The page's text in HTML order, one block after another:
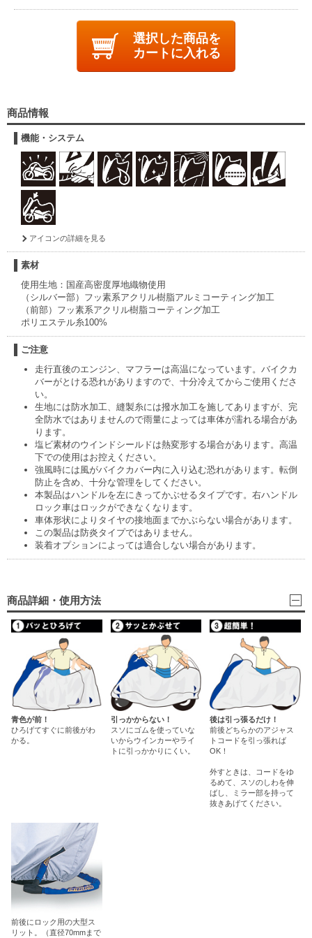
選択した商品を
カートに入れる
商品情報
機能・システム
アイコンの詳細を見る
素材
使用生地：国産高密度厚地織物使用
（シルバー部）フッ素系アクリル樹脂アルミコーティング加工
（前部）フッ素系アクリル樹脂コーティング加工
ポリエステル糸100%
ご注意
走行直後のエンジン、マフラーは高温になっています。バイクカ
バーがとける恐れがありますので、十分冷えてからご使用くださ
い。
生地には防水加工、縫製糸には撥水加工を施してありますが、完
全防水ではありませんので雨量によっては車体が濡れる場合があ
ります。
塩ビ素材のウインドシールドは熱変形する場合があります。高温
下での使用はお控えください。
強風時には風がバイクカバー内に入り込む恐れがあります。転倒
防止を含め、十分な管理をしてください。
本製品はハンドルを左にきってかぶせるタイプです。右ハンドル
ロック車はロックができなくなります。
車体形状によりタイヤの接地面までかぶらない場合があります。
この製品は防炎タイプではありません。
装着オプションによっては適合しない場合があります。
商品詳細・使用方法
青色が前！
ひろげてすぐに前後がわ
かる。
引っかからない！
スソにゴムを使っていな
いからウインカーやライ
トに引っかかりにくい。
後は引っ張るだけ！
前後どちらかのアジャス
トコードを引っ張れば
OK！
外すときは、コードをゆ
るめて、スソのしわを伸
ばし、ミラー部を持って
抜きあげてください。
前後にロック用の大型ス
リット。（直径70mmまで